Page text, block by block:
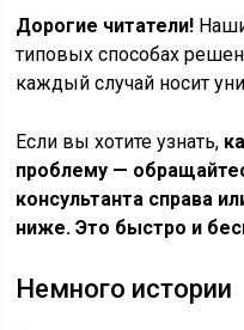
Дорогие читатели!
типовых способах
каждый случай носит
Если вы хотите узнать,
проблему —
консультанта справа
ниже. Это быстро и
Немного истории